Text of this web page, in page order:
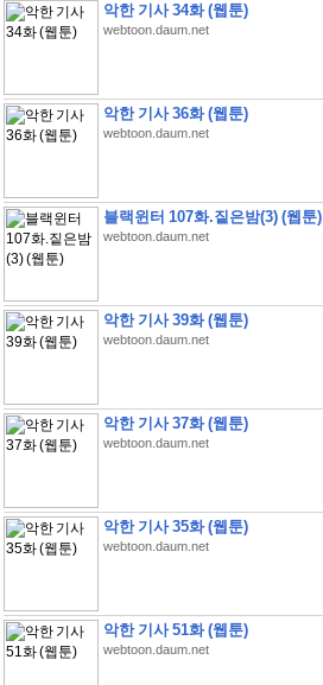
악한 기사 34화 (웹툰)
webtoon.daum.net
악한 기사 36화 (웹툰)
webtoon.daum.net
블랙윈터 107화.짙은밤(3) (웹툰)
webtoon.daum.net
악한 기사 39화 (웹툰)
webtoon.daum.net
악한 기사 37화 (웹툰)
webtoon.daum.net
악한 기사 35화 (웹툰)
webtoon.daum.net
악한 기사 51화 (웹툰)
webtoon.daum.net